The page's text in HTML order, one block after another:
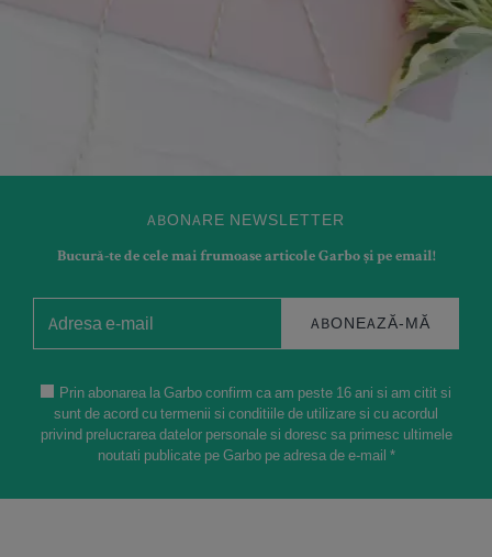
ABONARE NEWSLETTER
Bucură-te de cele mai frumoase articole Garbo și pe email!
ABONEAZĂ-MĂ
Prin abonarea la Garbo confirm ca am peste 16 ani si am citit si
sunt de acord cu termenii si conditiile de utilizare si cu acordul
privind prelucrarea datelor personale si doresc sa primesc ultimele
noutati publicate pe Garbo pe adresa de e-mail *